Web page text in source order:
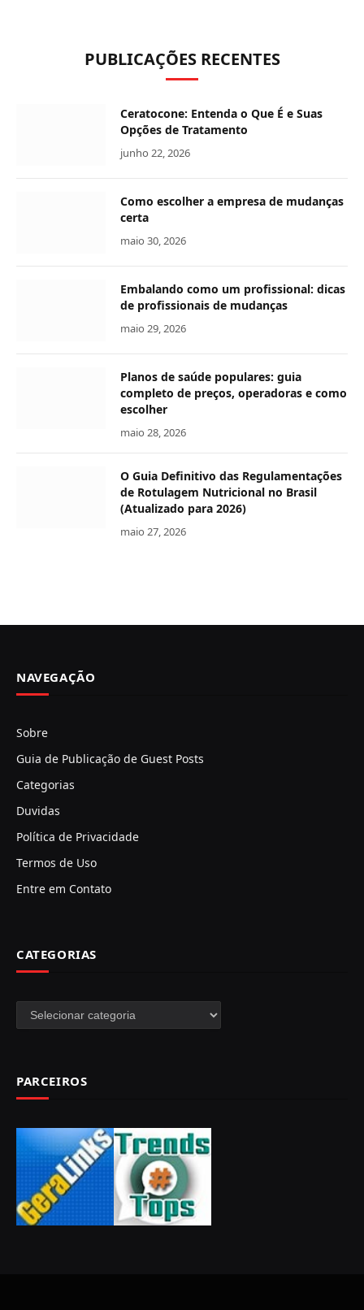
PUBLICAÇÕES RECENTES
Ceratocone: Entenda o Que É e Suas
Opções de Tratamento
junho 22, 2026
Como escolher a empresa de mudanças
certa
maio 30, 2026
Embalando como um profissional: dicas
de profissionais de mudanças
maio 29, 2026
Planos de saúde populares: guia
completo de preços, operadoras e como
escolher
maio 28, 2026
O Guia Definitivo das Regulamentações
de Rotulagem Nutricional no Brasil
(Atualizado para 2026)
maio 27, 2026
NAVEGAÇÃO
Sobre
Guia de Publicação de Guest Posts
Categorias
Duvidas
Política de Privacidade
Termos de Uso
Entre em Contato
CATEGORIAS
Categorias
PARCEIROS